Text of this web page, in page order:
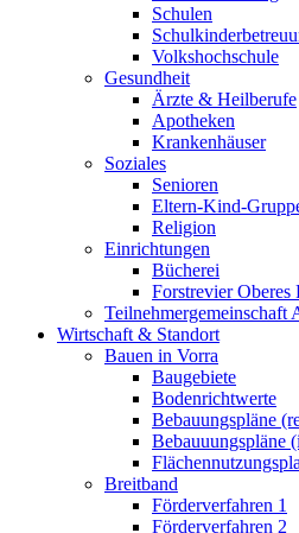
Schulen
Volkshochschule
Gesundheit
Ärzte & Heilberufe
Apotheken
Krankenhäuser
Soziales
Senioren
Eltern-Kind-
Religion
Einrichtungen
Bücherei
Forstrevier Oberes
Teilnehmergemeinschaft
Wirtschaft & Standort
Bauen in Vorra
Baugebiete
Bodenrichtwerte
Bebauungspläne
Bebauuungspläne
Breitband
Förderverfahren 1
Förderverfahren 2